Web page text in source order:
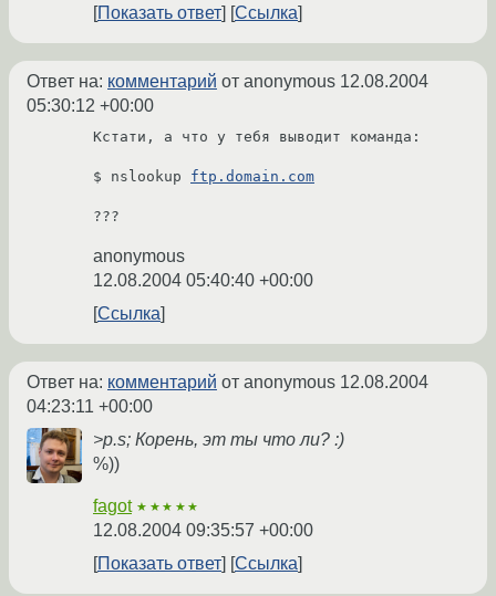
Показать ответ
Ссылка
Ответ на: комментарий от anonymous 12.08.2004
05:30:12 +00:00
Кстати, а что у тебя выводит команда:
$ nslookup ftp.domain.com
anonymous
12.08.2004 05:40:40 +00:00
Ссылка
Ответ на: комментарий от anonymous 12.08.2004
04:23:11 +00:00
>p.s; Корень, эт ты что ли? :)
%))
fagot ★★★★★
12.08.2004 09:35:57 +00:00
Показать ответ
Ссылка